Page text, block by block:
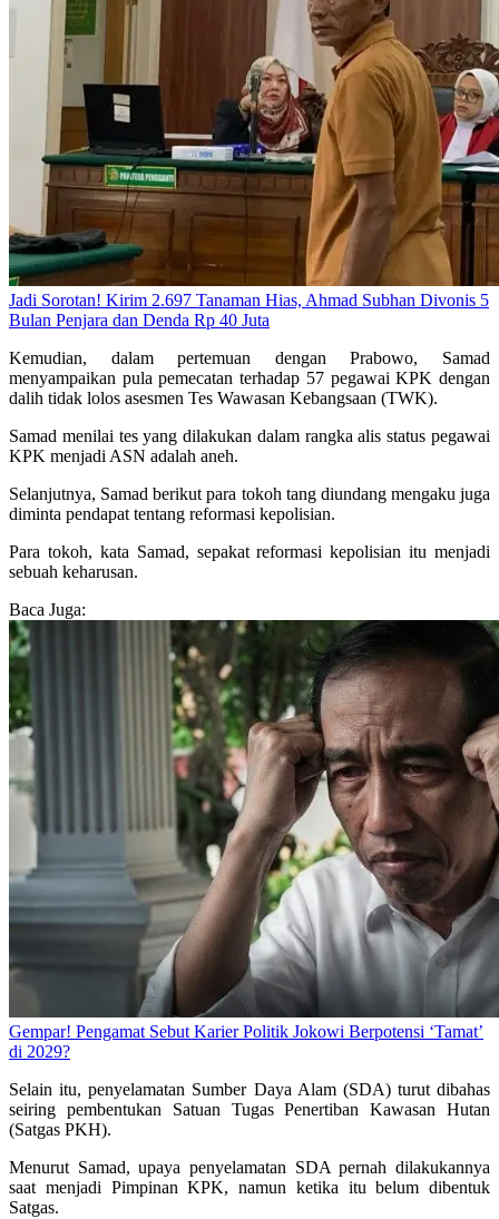
Jadi Sorotan! Kirim 2.697 Tanaman Hias, Ahmad Subhan Divonis 5
Bulan Penjara dan Denda Rp 40 Juta
Kemudian, dalam pertemuan dengan Prabowo, Samad
menyampaikan pula pemecatan terhadap 57 pegawai KPK dengan
dalih tidak lolos asesmen Tes Wawasan Kebangsaan (TWK).
Samad menilai tes yang dilakukan dalam rangka alis status pegawai
KPK menjadi ASN adalah aneh.
Selanjutnya, Samad berikut para tokoh tang diundang mengaku juga
diminta pendapat tentang reformasi kepolisian.
Para tokoh, kata Samad, sepakat reformasi kepolisian itu menjadi
sebuah keharusan.
Baca Juga:
Gempar! Pengamat Sebut Karier Politik Jokowi Berpotensi ‘Tamat’
di 2029?
Selain itu, penyelamatan Sumber Daya Alam (SDA) turut dibahas
seiring pembentukan Satuan Tugas Penertiban Kawasan Hutan
(Satgas PKH).
Menurut Samad, upaya penyelamatan SDA pernah dilakukannya
saat menjadi Pimpinan KPK, namun ketika itu belum dibentuk
Satgas.